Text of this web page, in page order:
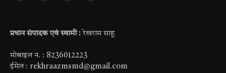
प्रधान संपादक एवं स्वामी : रेखराम साहू
मोबाइल न. : 8236012223
ईमेल : rekhraazmsmd@gmail.com